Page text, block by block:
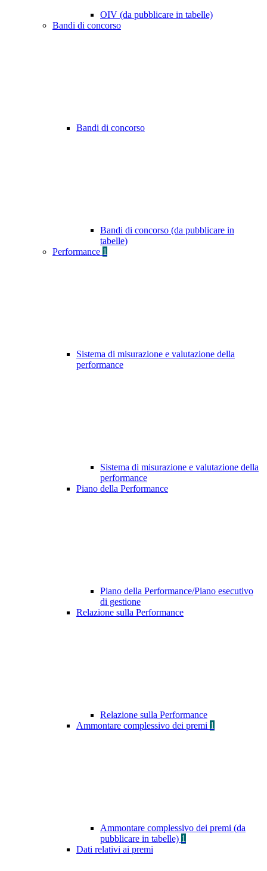
OIV (da pubblicare in tabelle)
Bandi di concorso
Bandi di concorso
Bandi di concorso (da pubblicare in
tabelle)
Performance 1
Sistema di misurazione e valutazione della
performance
Sistema di misurazione e valutazione della
performance
Piano della Performance
Piano della Performance/Piano esecutivo
di gestione
Relazione sulla Performance
Relazione sulla Performance
Ammontare complessivo dei premi 1
Ammontare complessivo dei premi (da
pubblicare in tabelle) 1
Dati relativi ai premi